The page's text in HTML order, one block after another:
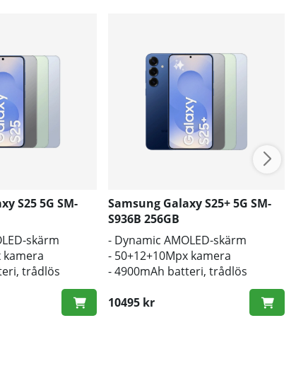
S25 5G SM-
skärm
kamera
trådlös
Samsung Galaxy S25+ 5G SM-
S936B 256GB
- Dynamic AMOLED-skärm
- 50+12+10Mpx kamera
- 4900mAh batteri, trådlös
10495 kr